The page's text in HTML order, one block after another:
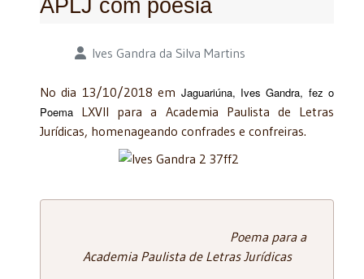
APLJ com poesia
Detalhes Ives Gandra da Silva Martins
No dia 13/10/2018 em Jaguariúna, Ives Gandra, fez o
Poema LXVII para a Academia Paulista de Letras
Jurídicas, homenageando confrades e confreiras.
Poema para a
Academia Paulista de Letras Jurídicas